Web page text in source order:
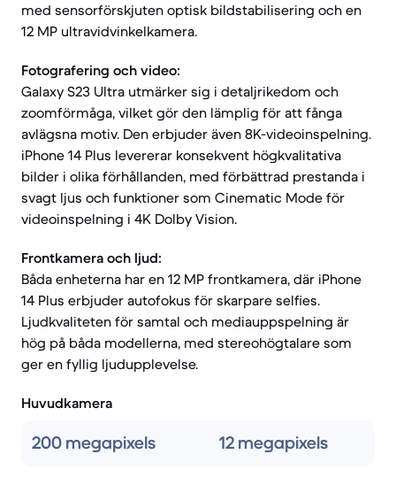
med sensorförskjuten optisk bildstabilisering och en
12 MP ultravidvinkelkamera.
Fotografering och video:
Galaxy S23 Ultra utmärker sig i detaljrikedom och
zoomförmåga, vilket gör den lämplig för att fånga
avlägsna motiv. Den erbjuder även 8K-videoinspelning.
iPhone 14 Plus levererar konsekvent högkvalitativa
bilder i olika förhållanden, med förbättrad prestanda i
svagt ljus och funktioner som Cinematic Mode för
videoinspelning i 4K Dolby Vision.
Frontkamera och ljud:
Båda enheterna har en 12 MP frontkamera, där iPhone
14 Plus erbjuder autofokus för skarpare selfies.
Ljudkvaliteten för samtal och mediauppspelning är
hög på båda modellerna, med stereohögtalare som
ger en fyllig ljudupplevelse.
Huvudkamera
200 megapixels 12 megapixels